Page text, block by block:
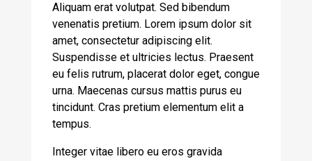
Aliquam erat volutpat. Sed bibendum
venenatis pretium. Lorem ipsum dolor sit
amet, consectetur adipiscing elit.
Suspendisse et ultricies lectus. Praesent
eu felis rutrum, placerat dolor eget, congue
urna. Maecenas cursus mattis purus eu
tincidunt. Cras pretium elementum elit a
tempus.
Integer vitae libero eu eros gravida